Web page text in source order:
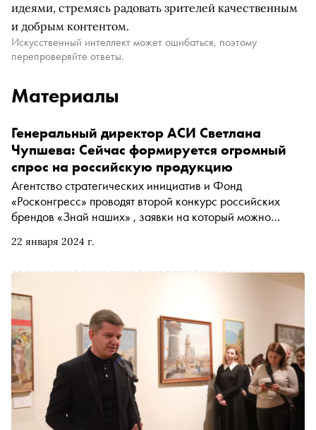
идеями, стремясь радовать зрителей качественным
и добрым контентом.
Искусственный интеллект может ошибаться, поэтому
перепроверяйте ответы.
Материалы
22 января 2024 г.
Генеральный директор АСИ Светлана
Чупшева: Сейчас формируется огромный
спрос на российскую продукцию
Агентство стратегических инициатив и Фонд
«Росконгресс» проводят второй конкурс российских
брендов «Знай наших» , заявки на который можно
Светлана Чупшева рассказала «Снобу» о том, какие
конкурсанты, почему торговые сети и маркетплейсы
заинтересованы в российских брендах и чему стоит
научиться отечественным производителям в первую
очередь